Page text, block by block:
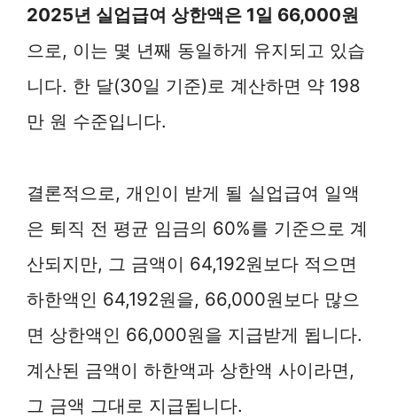
2025년 실업급여 상한액은 1일 66,000원
으로, 이는 몇 년째 동일하게 유지되고 있습
니다. 한 달(30일 기준)로 계산하면 약 198
만 원 수준입니다.
결론적으로, 개인이 받게 될 실업급여 일액
은 퇴직 전 평균 임금의 60%를 기준으로 계
산되지만, 그 금액이 64,192원보다 적으면
하한액인 64,192원을, 66,000원보다 많으
면 상한액인 66,000원을 지급받게 됩니다.
계산된 금액이 하한액과 상한액 사이라면,
그 금액 그대로 지급됩니다.